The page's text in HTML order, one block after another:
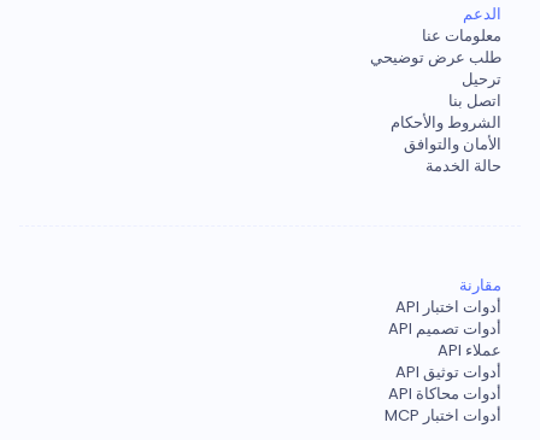
الدعم
معلومات عنا
طلب عرض توضيحي
ترحيل
اتصل بنا
الشروط والأحكام
الأمان والتوافق
حالة الخدمة
مقارنة
أدوات اختبار API
أدوات تصميم API
عملاء API
أدوات توثيق API
أدوات محاكاة API
أدوات اختبار MCP